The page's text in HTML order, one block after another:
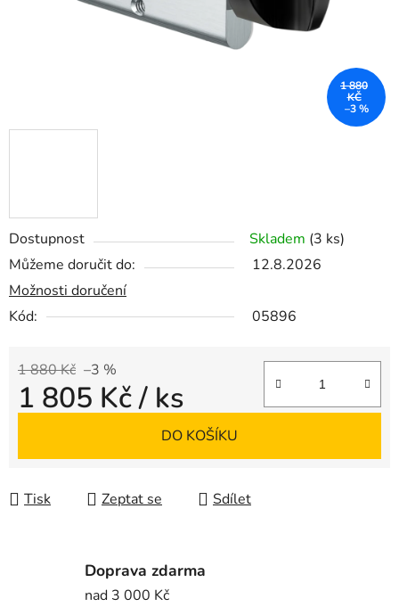
Dostupnost Skladem (3 ks)
Můžeme doručit do:
12.8.2026
Možnosti doručení
Kód:
05896
1 880 Kč –3 %
1 805 Kč/ ks
DO KOŠÍKU
Tisk Zeptat se Sdílet
1 880
KČ
–3 %
Doprava zdarma
nad 3 000 Kč